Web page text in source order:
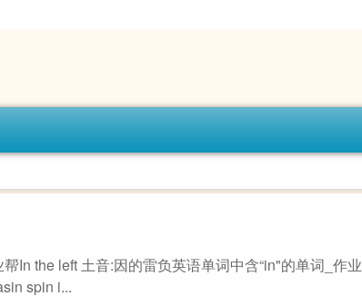
In the left 土音:因的雷负英语单词中含“in"的单词_作业
spin i...